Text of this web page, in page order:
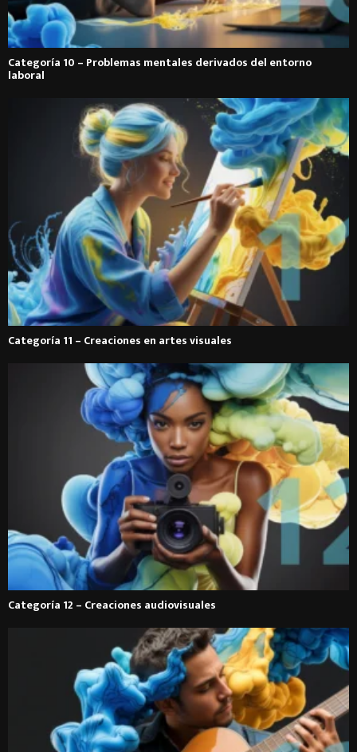
Categoría 10 – Problemas mentales derivados del entorno
laboral
Categoría 11 – Creaciones en artes visuales
Categoría 12 – Creaciones audiovisuales